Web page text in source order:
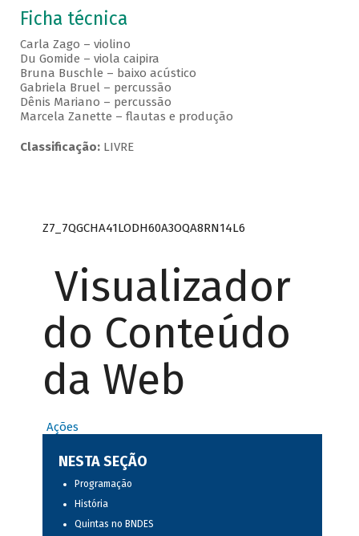
Ficha técnica
Carla Zago – violino
Du Gomide – viola caipira
Bruna Buschle – baixo acústico
Gabriela Bruel – percussão
Dênis Mariano – percussão
Marcela Zanette – flautas e produção
Classificação:LIVRE
Z7_7QGCHA41LODH60A3OQA8RN14L6
Visualizador
do Conteúdo
da Web
Ações
NESTA SEÇÃO
Programação
História
Quintas no BNDES